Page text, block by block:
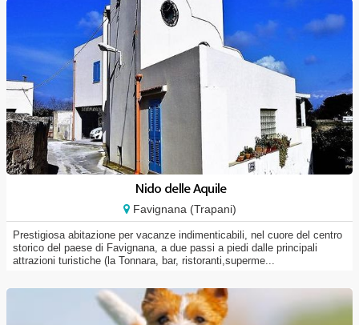
Nido delle Aquile
Favignana (Trapani)
Prestigiosa abitazione per vacanze indimenticabili, nel cuore del centro
storico del paese di Favignana, a due passi a piedi dalle principali
attrazioni turistiche (la Tonnara, bar, ristoranti,superme...